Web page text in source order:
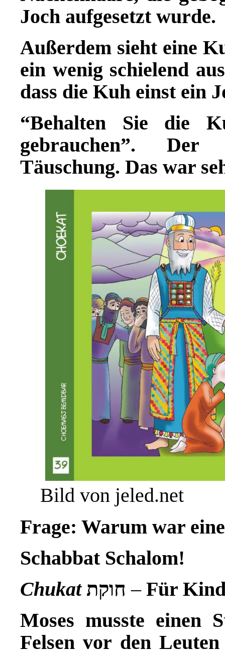
Joch aufgesetzt wurde.
Außerdem sieht eine
ein wenig schielend
dass die Kuh einst ein
“Behalten Sie die
gebrauchen”.
Täuschung. Das war
Bild von jeled.net
Frage: Warum war
Schabbat Schalom!
Chukat חוקת – Für
Moses musste einen
Felsen vor den